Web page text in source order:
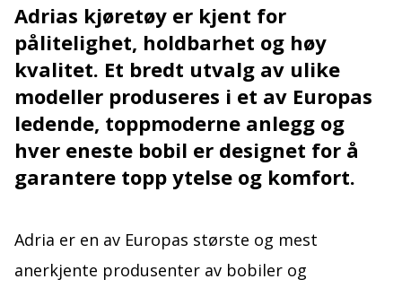
Adrias kjøretøy er kjent for
pålitelighet, holdbarhet og høy
kvalitet. Et bredt utvalg av ulike
modeller produseres i et av Europas
ledende, toppmoderne anlegg og
hver eneste bobil er designet for å
garantere topp ytelse og komfort.
Adria er en av Europas største og mest
anerkjente produsenter av bobiler og